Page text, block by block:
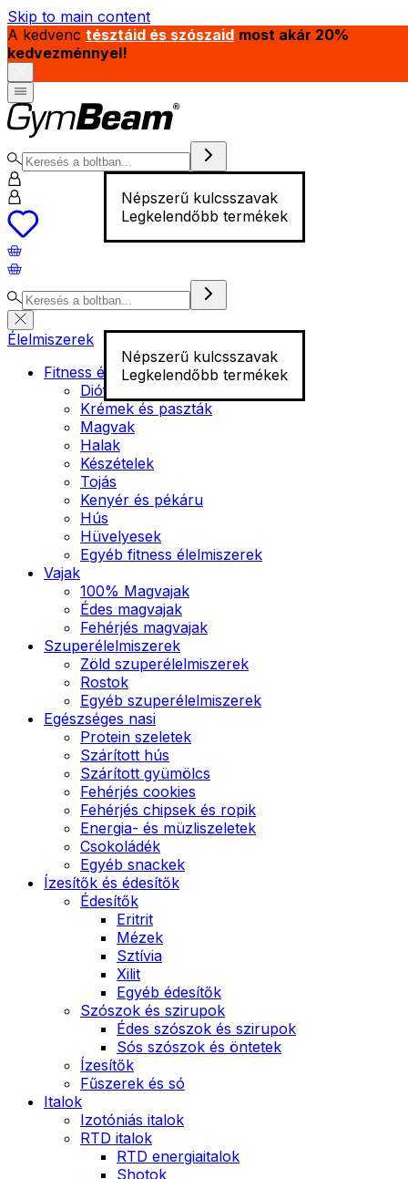
Skip to main content
A kedvenc tésztáid és szószaid most akár 20%
kedvezménnyel!
Népszerű kulcsszavak
Legkelendőbb termékek
Népszerű kulcsszavak
Legkelendőbb termékek
Élelmiszerek
Fitness élelmiszer
Diófélék
Krémek és paszták
Magvak
Halak
Készételek
Tojás
Kenyér és pékáru
Hús
Hüvelyesek
Egyéb fitness élelmiszerek
Vajak
100% Magvajak
Édes magvajak
Fehérjés magvajak
Szuperélelmiszerek
Zöld szuperélelmiszerek
Rostok
Egyéb szuperélelmiszerek
Egészséges nasi
Protein szeletek
Szárított hús
Szárított gyümölcs
Fehérjés cookies
Fehérjés chipsek és ropik
Energia- és müzliszeletek
Csokoládék
Egyéb snackek
Ízesítők és édesítők
Édesítők
Eritrit
Mézek
Sztívia
Xilit
Egyéb édesítők
Szószok és szirupok
Édes szószok és szirupok
Sós szószok és öntetek
Ízesítők
Fűszerek és só
Italok
Izotóniás italok
RTD italok
RTD energiaitalok
Shotok